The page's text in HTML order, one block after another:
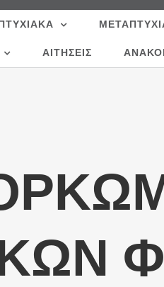
ΑΙΤΗΣΕΙΣ